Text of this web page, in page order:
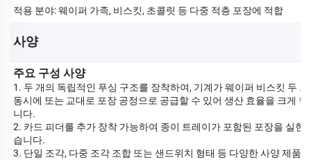
적용 분야: 웨이퍼 가족, 비스킷, 초콜릿 등 다중 적층 포장에 적합
사양
주요 구성 사양
1. 두 개의 독립적인 푸싱 구조를 장착하여, 기계가 웨이퍼 비스킷 두
동시에 또는 교대로 포장 공정으로 공급할 수 있어 생산 효율을 크게
니다.
2. 카드 피더를 추가 장착 가능하여 종이 트레이가 포함된 포장을 실현
습니다.
3. 단일 조각, 다중 조각 조합 또는 샌드위치 형태 등 다양한 사양 제품